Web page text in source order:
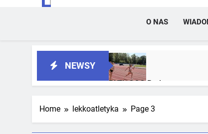
O NAS
NEWSY
RLTL GGG Radom z
RLTL GGG Radom na
Home lekkoatletyka Page 3